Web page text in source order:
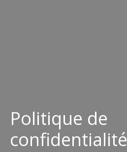
Politique de
confidentialité